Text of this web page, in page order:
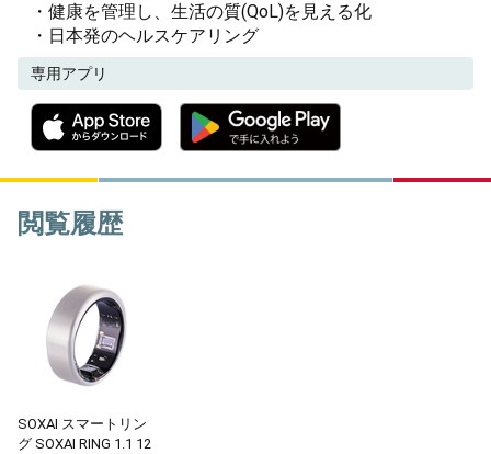
・健康を管理し、生活の質(QoL)を見える化
・日本発のヘルスケアリング
専用アプリ
閲覧履歴
SOXAI スマートリン
グ SOXAI RING 1.1 12